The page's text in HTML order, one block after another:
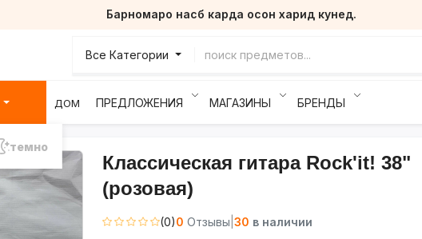
Барномаро насб карда осон харид кунед.
Все Категории
ДОМ ПРЕДЛОЖЕНИЯ МАГАЗИНЫ БРЕНДЫ
темно
Классическая гитара Rock'it! 38"
(розовая)
(0)0 Отзывы 30 в наличии